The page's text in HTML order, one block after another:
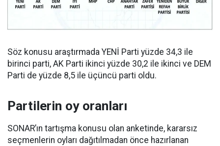
Söz konusu araştırmada YENİ Parti yüzde 34,3 ile
birinci parti, AK Parti ikinci yüzde 30,2 ile ikinci ve DEM
Parti de yüzde 8,5 ile üçüncü parti oldu.
Partilerin oy oranları
SONAR’ın tartışma konusu olan anketinde, kararsız
seçmenlerin oyları dağıtılmadan önce hazırlanan